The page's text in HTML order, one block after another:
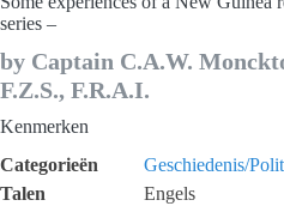
series –
by Captain C.A.W.
F.Z.S., F.R.A.I.
Kenmerken
Categorieën
Geschiedenis/
Talen
Engels